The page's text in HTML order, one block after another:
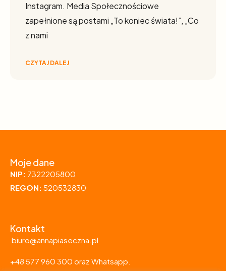
Instagram. Media Społecznościowe
zapełnione są postami „To koniec świata!”, „Co
z nami
CZYTAJ DALEJ
Moje dane
NIP: 7322205800
REGON: 520532830
Kontakt
biuro@annapiaseczna.pl
+48 577 960 300 oraz Whatsapp.